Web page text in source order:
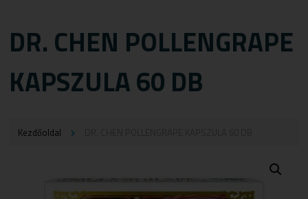
DR. CHEN POLLENGRAPE
KAPSZULA 60 DB
Kezdőoldal